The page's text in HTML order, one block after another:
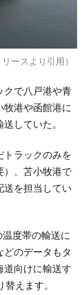
ースより引用）
クで八戸港や青
牧港や函館港に
していた。
トラックのみを
）、苫小牧港で
送を担当してい
度帯の輸送に
どのデータもタ
道向けに輸送す
えます。